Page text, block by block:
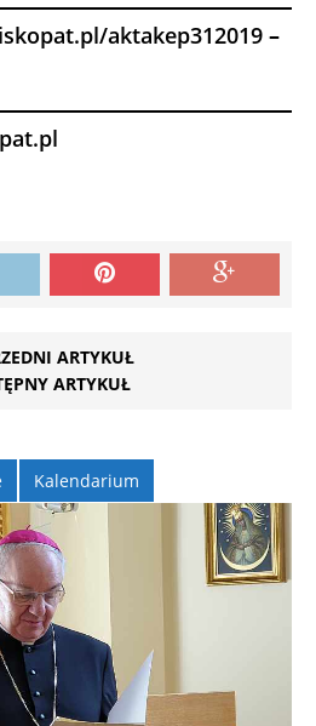
aktakep312019 –
ARTYKUŁ
ARTYKUŁ
Kalendarium